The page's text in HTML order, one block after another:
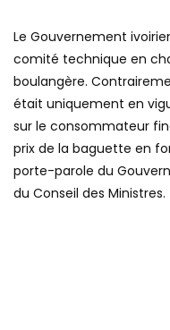
Le Gouvernement
comité technique en
boulangère.
était uniquement en
sur le consommateur
prix de la baguette en
porte-parole du
du Conseil des Ministres.